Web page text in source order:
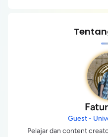
Guest -
Pelajar dan content